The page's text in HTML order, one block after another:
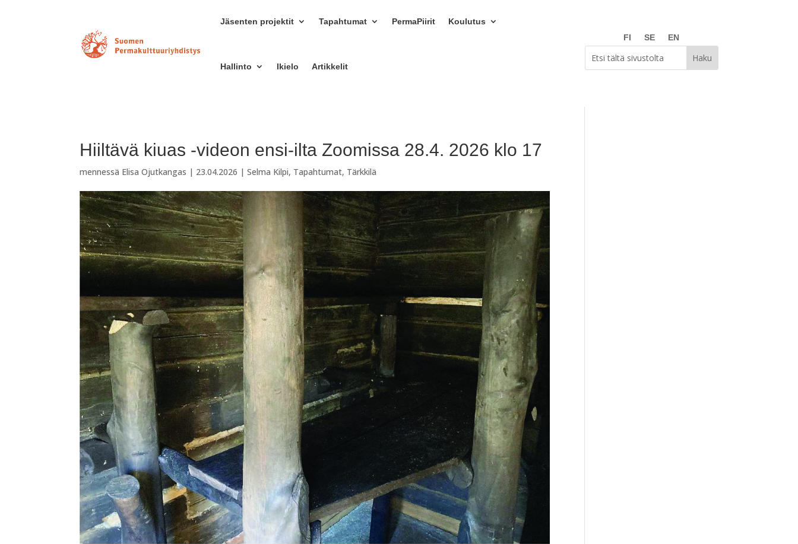
Jäsenten projektit Tapahtumat PermaPiirit Koulutus
Hallinto Ikielo Artikkelit
FI SE EN
Hiiltävä kiuas -videon ensi-ilta Zoomissa 28.4. 2026 klo 17
mennessä Elisa Ojutkangas | 23.04.2026 |Selma Kilpi, Tapahtumat, Tärkkilä